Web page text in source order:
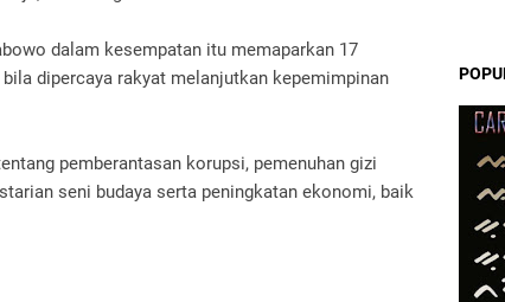
dalam kesempatan itu memaparkan 17
dipercaya rakyat melanjutkan kepemimpinan
pemberantasan korupsi, pemenuhan gizi
seni budaya serta peningkatan ekonomi, baik